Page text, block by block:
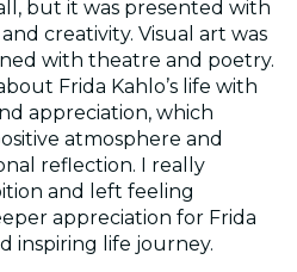
but it was presented with
creativity. Visual art was
with theatre and poetry.
Frida Kahlo’s life with
appreciation, which
atmosphere and
reflection. I really
and left feeling
appreciation for Frida
inspiring life journey.